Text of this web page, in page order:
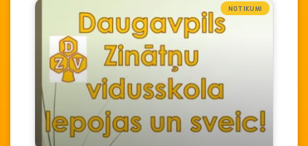
NOTIKUMI